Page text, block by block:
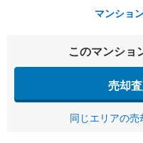
マンショ
このマンショ
売却
同じエリアの